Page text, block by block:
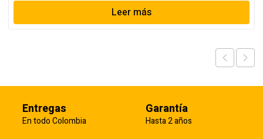
Leer más
Entregas
En todo Colombia
Garantía
Hasta 2 años